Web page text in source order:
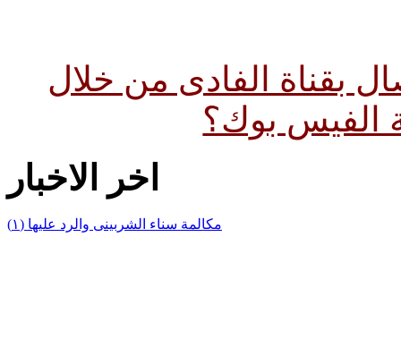
بقناة الفادى من خلال
الفيس بوك؟
اخر الاخبار
(١) مكالمة سناء الشربينى والرد عليها